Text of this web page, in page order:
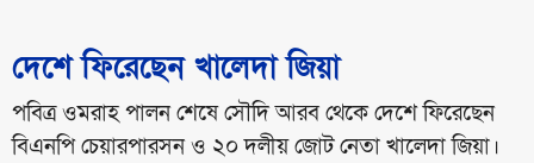
দেশে ফিরেছেন খালেদা জিয়া
পবিত্র ওমরাহ পালন শেষে সৌদি আরব থেকে দেশে ফিরেছেন
বিএনপি চেয়ারপারসন ও ২০ দলীয় জোট নেতা খালেদা জিয়া।